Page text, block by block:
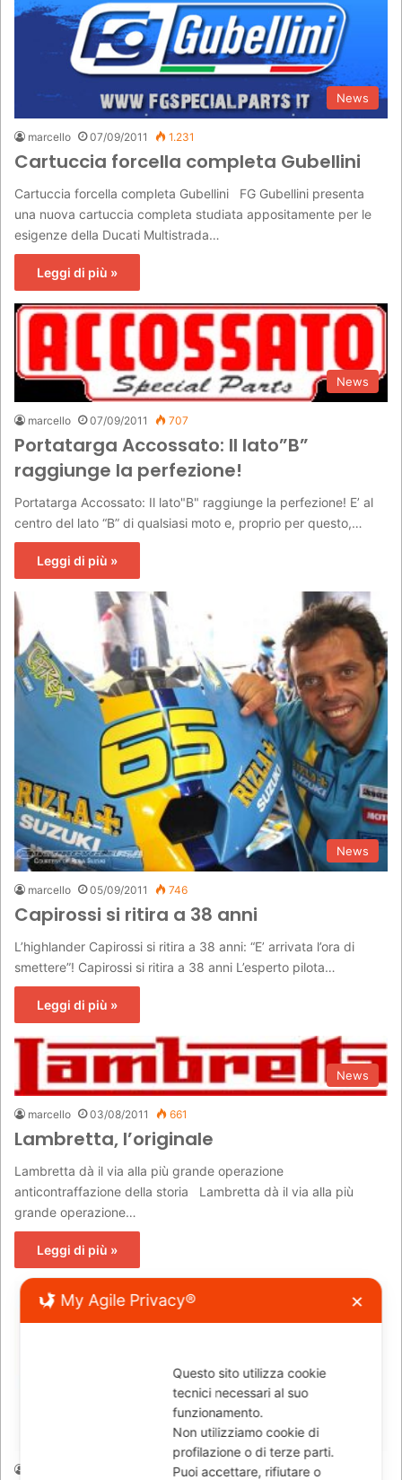
News
marcello 07/09/2011 1.231
Cartuccia forcella completa Gubellini
Cartuccia forcella completa Gubellini FG Gubellini presenta
una nuova cartuccia completa studiata appositamente per le
esigenze della Ducati Multistrada…
Leggi di più »
News
marcello 07/09/2011 707
Portatarga Accossato: Il lato”B”
raggiunge la perfezione!
Portatarga Accossato: Il lato"B" raggiunge la perfezione! E’ al
centro del lato “B” di qualsiasi moto e, proprio per questo,…
Leggi di più »
News
marcello 05/09/2011 746
Capirossi si ritira a 38 anni
L’highlander Capirossi si ritira a 38 anni: “E’ arrivata l’ora di
smettere”! Capirossi si ritira a 38 anni L’esperto pilota…
Leggi di più »
News
marcello 03/08/2011 661
Lambretta, l’originale
Lambretta dà il via alla più grande operazione
anticontraffazione della storia Lambretta dà il via alla più
grande operazione…
Leggi di più »
954
My Agile Privacy® ✕
Questo sito utilizza cookie
tecnici necessari al suo
funzionamento.
Non utilizziamo cookie di
profilazione o di terze parti.
Puoi accettare, rifiutare o